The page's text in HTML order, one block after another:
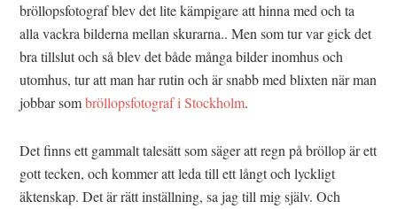
bröllopsfotograf blev det lite kämpigare att hinna med och ta
alla vackra bilderna mellan skurarna.. Men som tur var gick det
bra tillslut och så blev det både många bilder inomhus och
utomhus, tur att man har rutin och är snabb med blixten när man
jobbar sombröllopsfotograf i Stockholm.
Det finns ett gammalt talesätt som säger att regn på bröllop är ett
gott tecken, och kommer att leda till ett långt och lyckligt
äktenskap. Det är rätt inställning, sa jag till mig själv. Och